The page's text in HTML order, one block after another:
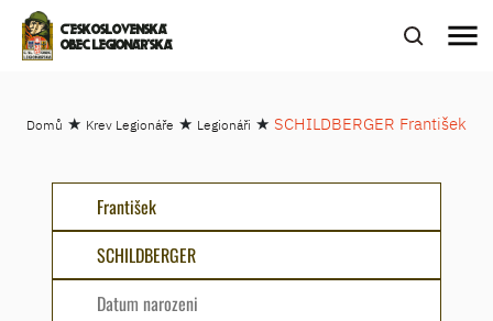
ČESKOSLOVENSKÁ
OBEC LEGIONÁŘSKÁ
menu
Domů ★ Krev Legionáře ★ Legionáři ★ SCHILDBERGER František